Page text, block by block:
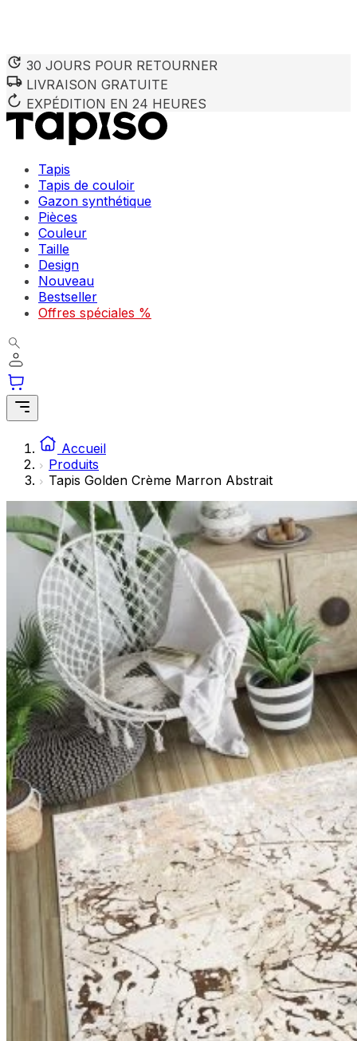
30 JOURS POUR RETOURNER
LIVRAISON GRATUITE
EXPÉDITION EN 24 HEURES
Tapis
Tapis de couloir
Gazon synthétique
Pièces
Couleur
Taille
Design
Nouveau
Bestseller
Offres spéciales %
Accueil
Produits
Tapis Golden Crème Marron Abstrait
Nous utilisons des cookies pour personnaliser le contenu
partenaires peuvent combiner ces informations avec
utilisation de leurs services.
Les cookies indispensables sont cruciaux pour les
Les cookies liés aux préférences permettent au site de
comme votre langue préférée ou la région dans laquelle
Les cookies marketing sont utilisés pour suivre les
engageantes pour l'utilisateur individuel et, par
Les cookies non classés sont des cookies qui sont en